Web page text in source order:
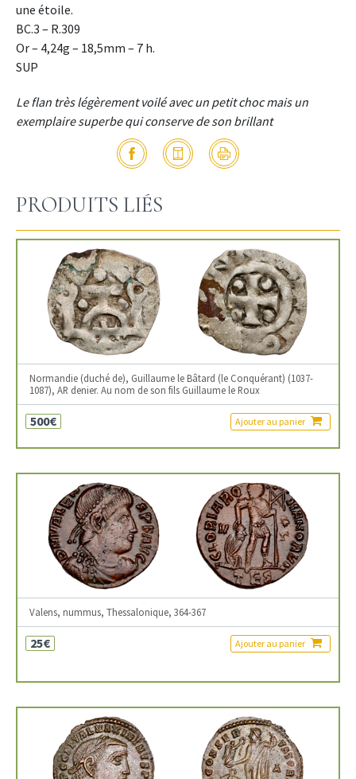
une étoile.
BC.3 – R.309
Or – 4,24g – 18,5mm – 7 h.
SUP
Le flan très légèrement voilé avec un petit choc mais un
exemplaire superbe qui conserve de son brillant
PRODUITS LIÉS
Normandie (duché de), Guillaume le Bâtard (le Conquérant) (1037-
1087), AR denier. Au nom de son fils Guillaume le Roux
500€ Ajouter au panier
Valens, nummus, Thessalonique, 364-367
25€ Ajouter au panier